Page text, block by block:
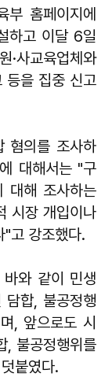
홈페이지에
하고 이달 6일
·사교육업체와
등을 집중 신고
혐의를 조사하
대해서는 "구
대해 조사하는
시장 개입이나
"고 강조했다.
와 같이 민생
담합, 불공정행
, 앞으로도 시
, 불공정행위를
붙였다.